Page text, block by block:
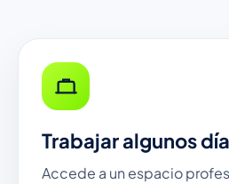
Trabajar algunos
Accede a un espacio